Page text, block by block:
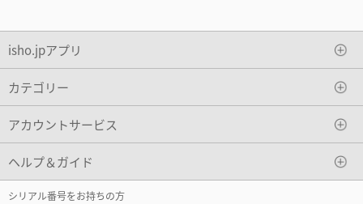
isho.jpアプリ
カテゴリー
アカウントサービス
ヘルプ＆ガイド
シリアル番号をお持ちの方